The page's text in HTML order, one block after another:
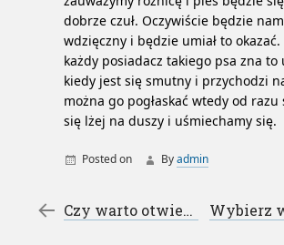
dobrze czuł. Oczywiście będzie nam
wdzięczny i będzie umiał to okazać.
każdy posiadacz takiego psa zna to
kiedy jest się smutny i przychodzi
można go pogłaskać wtedy od razu
się lżej na duszy i uśmiechamy się.
Posted on Byadmin
Post
←
Czy warto otwierać wypożyczalnię samochodów